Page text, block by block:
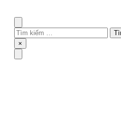
Tìm
kiếm
cho:
Close
×